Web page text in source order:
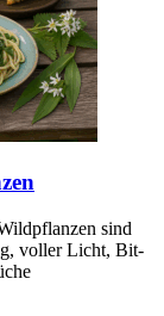
sind
vol­ler Licht, Bit­